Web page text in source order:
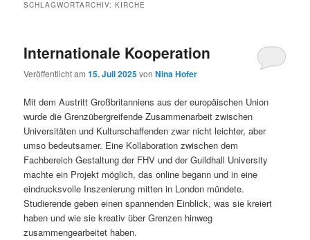
SCHLAGWORTARCHIV:KIRCHE
Internationale Kooperation
Veröffentlicht am15. Juli 2025vonNina Hofer
Mit dem Austritt Großbritanniens aus der europäischen Union
wurde die Grenzübergreifende Zusammenarbeit zwischen
Universitäten und Kulturschaffenden zwar nicht leichter, aber
umso bedeutsamer. Eine Kollaboration zwischen dem
Fachbereich Gestaltung der FHV und der Guildhall University
machte ein Projekt möglich, das online begann und in eine
eindrucksvolle Inszenierung mitten in London mündete.
Studierende geben einen spannenden Einblick, was sie kreiert
haben und wie sie kreativ über Grenzen hinweg
zusammengearbeitet haben.